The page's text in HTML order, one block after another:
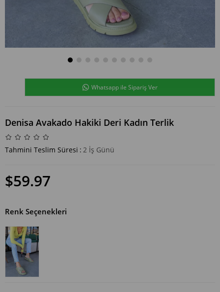
Whatsapp ile Sipariş Ver
Denisa Avakado Hakiki Deri Kadın Terlik
Tahmini Teslim Süresi : 2 İş Günü
$59.97
Renk Seçenekleri